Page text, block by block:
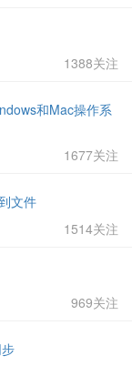
1388关注
和Mac操作系
1677关注
文件
1514关注
969关注